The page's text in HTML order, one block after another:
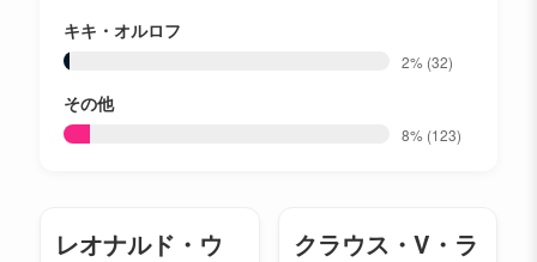
キキ・オルロフ
2% (32)
その他
8% (123)
レオナルド・ウ
クラウス・V・ラ